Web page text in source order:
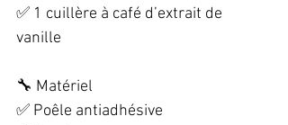
✅ 1 cuillère à café d’extrait de
vanille
🔧 Matériel
✅ Poêle antiadhésive